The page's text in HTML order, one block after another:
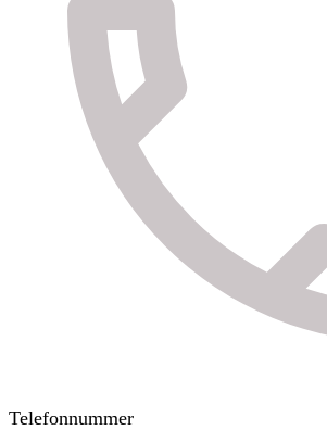
Telefonnummer